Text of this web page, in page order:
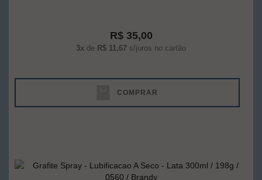
R$ 35,00
3x de R$ 11,67 s/juros no cartão
COMPRAR